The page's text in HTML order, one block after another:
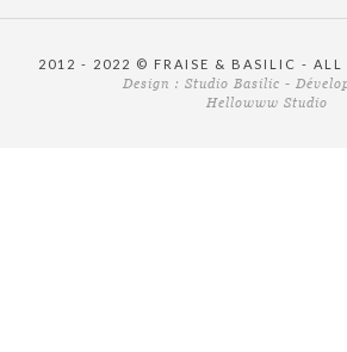
2012 - 2022 © FRAISE & BASILIC - ALL
Design : Studio Basilic -
Hellowww Studio